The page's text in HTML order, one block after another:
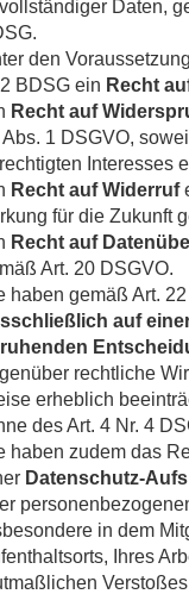
Daten,
den
BDSG ein Recht
Recht auf
Abs. 1 DSGVO,
Interesses
Recht auf Widerruf
für die Zukunft
Recht auf
Art. 20 DSGVO.
haben gemäß Art.
auf
rechtliche
erheblich
des Art. 4 Nr. 4
haben zudem das
Datenschutz-
in dem
Ihres